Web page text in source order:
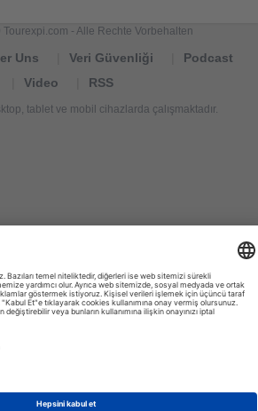
- Alle Rechte Vorbehalten
Uns Veri Güvenliği
Podcast
Video
RSS
tablet ve mobil cihazlarda çalışmaktadır.